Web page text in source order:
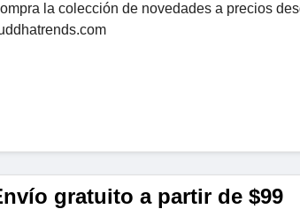
la colección de novedades a precios
gratuito a partir de $99